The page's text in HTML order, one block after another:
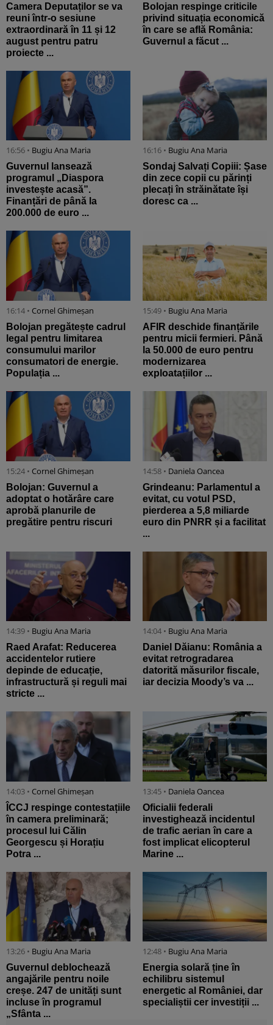
Camera Deputaților se va
reuni într-o sesiune
extraordinară în 11 și 12
august pentru patru
proiecte ...
Bolojan respinge criticile
privind situația economică
în care se află România:
Guvernul a făcut ...
16:56 • Bugiu ⁠Ana Maria
Guvernul lansează
programul „Diaspora
investește acasă”.
Finanțări de până la
200.000 de euro ...
16:16 • Bugiu ⁠Ana Maria
Sondaj Salvați Copiii: Șase
din zece copii cu părinți
plecați în străinătate își
doresc ca ...
16:14 • Cornel Ghimeșan
Bolojan pregătește cadrul
legal pentru limitarea
consumului marilor
consumatori de energie.
Populația ...
15:49 • Bugiu ⁠Ana Maria
AFIR deschide finanțările
pentru micii fermieri. Până
la 50.000 de euro pentru
modernizarea
exploatațiilor ...
15:24 • Cornel Ghimeșan
Bolojan: Guvernul a
adoptat o hotărâre care
aprobă planurile de
pregătire pentru riscuri
14:58 • Daniela Oancea
Grindeanu: Parlamentul a
evitat, cu votul PSD,
pierderea a 5,8 miliarde
euro din PNRR și a facilitat
...
14:39 • Bugiu ⁠Ana Maria
Raed Arafat: Reducerea
accidentelor rutiere
depinde de educație,
infrastructură și reguli mai
stricte ...
14:04 • Bugiu ⁠Ana Maria
Daniel Dăianu: România a
evitat retrogradarea
datorită măsurilor fiscale,
iar decizia Moody’s va ...
14:03 • Cornel Ghimeșan
ÎCCJ respinge contestațiile
în camera preliminară;
procesul lui Călin
Georgescu și Horațiu
Potra ...
13:45 • Daniela Oancea
Oficialii federali
investighează incidentul
de trafic aerian în care a
fost implicat elicopterul
Marine ...
13:26 • Bugiu ⁠Ana Maria
Guvernul deblochează
angajările pentru noile
creșe. 247 de unități sunt
incluse în programul
„Sfânta ...
12:48 • Bugiu ⁠Ana Maria
Energia solară ține în
echilibru sistemul
energetic al României, dar
specialiștii cer investiții ...